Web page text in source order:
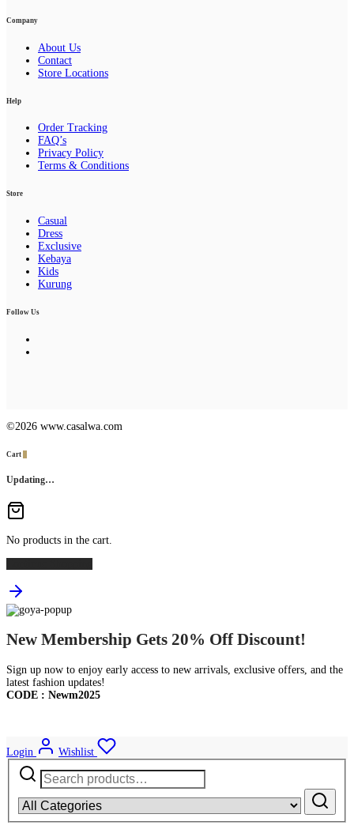
Company
About Us
Contact
Store Locations
Help
Order Tracking
FAQ’s
Privacy Policy
Terms & Conditions
Store
Casual
Dress
Exclusive
Kebaya
Kids
Kurung
Follow Us
©2026 www.casalwa.com
Cart
Updating…
No products in the cart.
New Membership Gets 20% Off Discount!
Sign up now to enjoy early access to new arrivals, exclusive offers, and the
latest fashion updates!
CODE : Newm2025
Login
Wishlist
Search
for: